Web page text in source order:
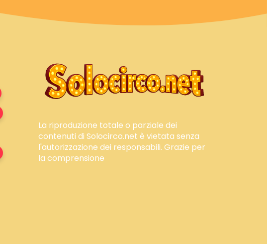
La riproduzione totale o parziale dei
contenuti di Solocirco.net è vietata senza
l'autorizzazione dei responsabili. Grazie per
la comprensione